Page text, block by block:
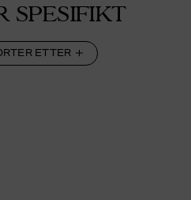
SPESIFIKT
ETTER